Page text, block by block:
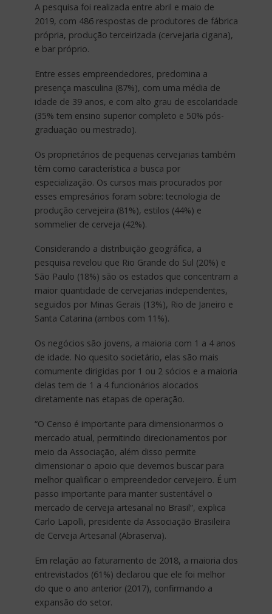
A pesquisa foi realizada entre abril e maio de
2019, com 486 respostas de produtores de fábrica
própria, produção terceirizada (cervejaria cigana),
e bar próprio.
Entre esses empreendedores, predomina a
presença masculina (87%), com uma média de
idade de 39 anos, e com alto grau de escolaridade
(35% tem ensino superior completo e 50% pós-
graduação ou mestrado).
Os proprietários de pequenas cervejarias também
têm como característica a busca por
especialização. Os cursos mais procurados por
esses empresários foram sobre: tecnologia de
produção cervejeira (81%), estilos (44%) e
sommelier de cerveja (42%).
Considerando a distribuição geográfica, a
pesquisa revelou que Rio Grande do Sul (20%) e
São Paulo (18%) são os estados que concentram a
maior quantidade de cervejarias independentes,
seguidos por Minas Gerais (13%), Rio de Janeiro e
Santa Catarina (ambos com 11%).
Os negócios são jovens, a maioria com 1 a 4 anos
de idade. No quesito societário, elas são mais
comumente dirigidas por 1 ou 2 sócios e a maioria
delas tem de 1 a 4 funcionários alocados
diretamente nas etapas de operação.
“O Censo é importante para dimensionarmos o
mercado atual, permitindo direcionamentos por
meio da Associação, além disso permite
dimensionar o apoio que devemos buscar para
melhor qualificar o empreendedor cervejeiro. É um
passo importante para manter sustentável o
mercado de cerveja artesanal no Brasil”, explica
Carlo Lapolli, presidente da Associação Brasileira
de Cerveja Artesanal (Abraserva).
Em relação ao faturamento de 2018, a maioria dos
entrevistados (61%) declarou que ele foi melhor
do que o ano anterior (2017), confirmando a
expansão do setor.